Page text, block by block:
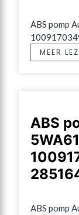
ABS pomp
MEER
ABS
ABS pomp